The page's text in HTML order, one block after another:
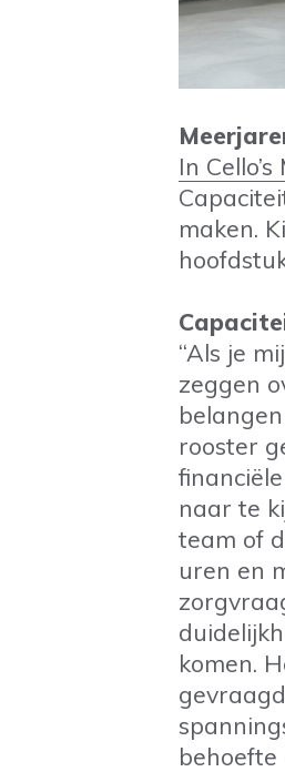
In
maken.
“Als je
zeggen
rooster
naar te
team of
uren en
komen.